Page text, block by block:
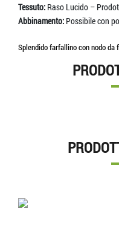
Tessuto: Raso Lucido –
Abbinamento: Possibile con
Splendido farfallino con nodo